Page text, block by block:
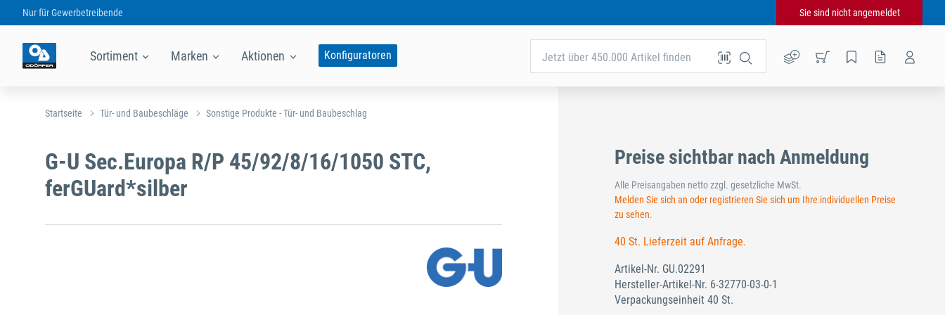
Nur fürGewerbetreibende Sie sind nicht angemeldet
Sortiment Marken Aktionen Konfiguratoren Jetzt über 450.000 Artikel finden
Startseite Tür- und Baubeschläge Sonstige Produkte - Tür- und Baubeschlag
G-U Sec.Europa R/P 45/92/8/16/1050 STC,
ferGUard*silber
Preise sichtbar nach Anmeldung
Alle Preisangaben netto zzgl. gesetzliche MwSt.
Melden Sie sich an oder registrieren Sie sich um Ihre individuellen Preise
zu sehen.
40 St. Lieferzeit auf Anfrage.
Artikel-Nr. GU.02291
Hersteller-Artikel-Nr. 6-32770-03-0-1
Verpackungseinheit 40 St.